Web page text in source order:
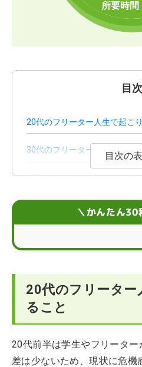
目次
20代のフリーター人生で起こ
30代のフリーター人生で起こ
40代のフリーター人生で起こ
フリーターから正社員になる
【まとめ】フリーターから正
フリーターの人生に関するQ&A
目次の
＼かんたん30
20代のフリーター
ること
20代前半は学生やフリータ
差は少ないため、現状に危機